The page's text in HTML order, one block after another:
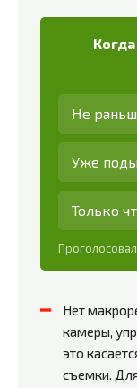
Не
Уже
Только
Нет
камеры,
это
съемки.